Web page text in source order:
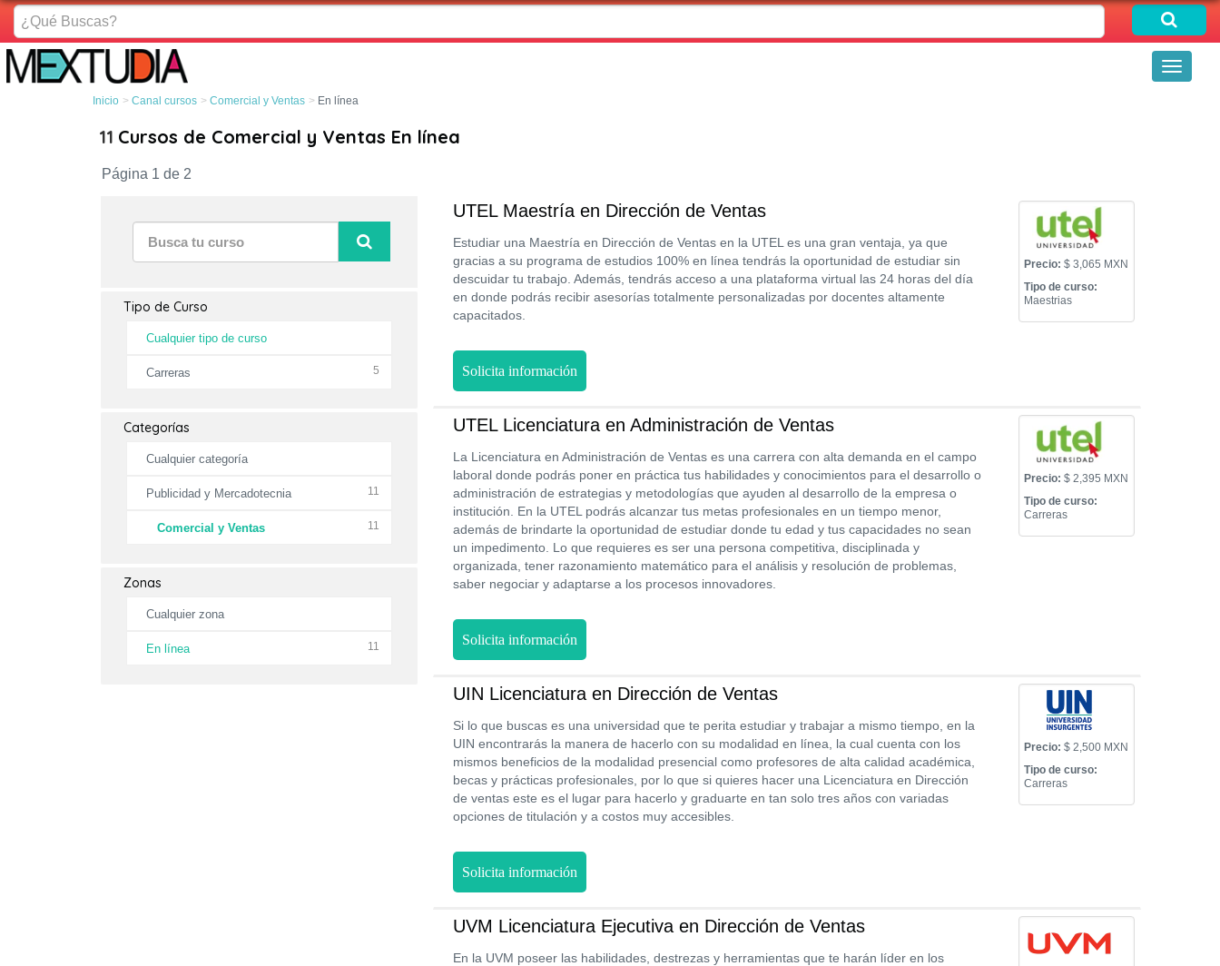
¿Qué
Buscas?
Toggle
Inicio Canal cursos Comercial y Ventas En línea
11 Cursos de Comercial y Ventas En línea
Página 1 de 2
Tipo de Curso
Cualquier tipo de curso
Carreras 5
Categorías
Cualquier categoría
Publicidad y Mercadotecnia 11
Comercial y Ventas 11
Zonas
Cualquier zona
En línea 11
UTEL Maestría en Dirección de Ventas
Estudiar una Maestría en Dirección de Ventas en la UTEL es una gran ventaja, ya que
gracias a su programa de estudios 100% en línea tendrás la oportunidad de estudiar sin
descuidar tu trabajo. Además, tendrás acceso a una plataforma virtual las 24 horas del día
en donde podrás recibir asesorías totalmente personalizadas por docentes altamente
capacitados.
Precio: $ 3,065 MXN
Tipo de curso:
Maestrias
Solicita información
UTEL Licenciatura en Administración de Ventas
La Licenciatura en Administración de Ventas es una carrera con alta demanda en el campo
laboral donde podrás poner en práctica tus habilidades y conocimientos para el desarrollo o
administración de estrategias y metodologías que ayuden al desarrollo de la empresa o
institución. En la UTEL podrás alcanzar tus metas profesionales en un tiempo menor,
además de brindarte la oportunidad de estudiar donde tu edad y tus capacidades no sean
un impedimento. Lo que requieres es ser una persona competitiva, disciplinada y
organizada, tener razonamiento matemático para el análisis y resolución de problemas,
saber negociar y adaptarse a los procesos innovadores.
Precio: $ 2,395 MXN
Tipo de curso:
Carreras
Solicita información
UIN Licenciatura en Dirección de Ventas
Si lo que buscas es una universidad que te perita estudiar y trabajar a mismo tiempo, en la
UIN encontrarás la manera de hacerlo con su modalidad en línea, la cual cuenta con los
mismos beneficios de la modalidad presencial como profesores de alta calidad académica,
becas y prácticas profesionales, por lo que si quieres hacer una Licenciatura en Dirección
de ventas este es el lugar para hacerlo y graduarte en tan solo tres años con variadas
opciones de titulación y a costos muy accesibles.
Precio: $ 2,500 MXN
Tipo de curso:
Carreras
Solicita información
UVM Licenciatura Ejecutiva en Dirección de Ventas
En la UVM poseer las habilidades, destrezas y herramientas que te harán líder en los